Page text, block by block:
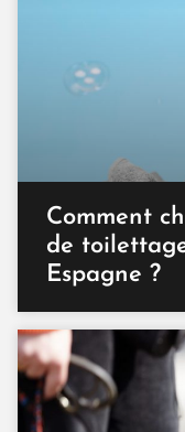
Comment
de
Espagne ?